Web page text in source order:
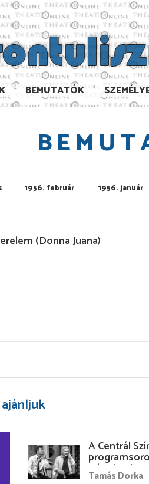
BEMUTATÓK
1956. február 1956. január
(Donna Juana)
A Centrál
Várudvarban
Tamás Dorka